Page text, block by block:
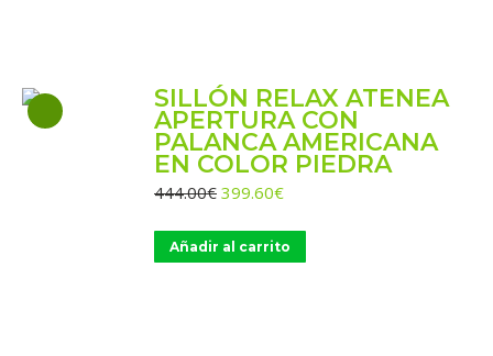
SILLÓN RELAX ATENEA
APERTURA CON
PALANCA AMERICANA
EN COLOR PIEDRA
444.00€ El
original
era:
399.60€El
actual
es:
Añadir al carrito